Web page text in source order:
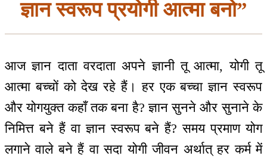
ज्ञान स्वरूप प्रयोगी आत्मा बनो”
आज ज्ञान दाता वरदाता अपने ज्ञानी तू आत्मा, योगी तू
आत्मा बच्चों को देख रहे हैं। हर एक बच्चा ज्ञान स्वरूप
और योगयुक्त कहाँ तक बना है? ज्ञान सुनने और सुनाने के
निमित्त बने हैं वा ज्ञान स्वरूप बने हैं? समय प्रमाण योग
लगाने वाले बने हैं वा सदा योगी जीवन अर्थात् हर कर्म में